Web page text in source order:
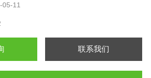
05-11
联系我们